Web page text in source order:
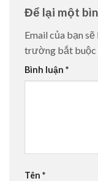
Để lại một
Email của bạn
trường bắt buộc
Bình luận *
Tên *